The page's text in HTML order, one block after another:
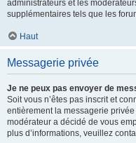
administrateurs et les
supplémentaires tels que les
Haut
Messagerie privée
Je ne peux pas envoyer de
Soit vous n’êtes pas inscrit et
entièrement la messagerie
modérateur a décidé de vous
plus d’informations, veuillez